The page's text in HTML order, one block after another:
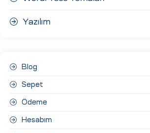
Yazılım
Blog
Sepet
Ödeme
Hesabım